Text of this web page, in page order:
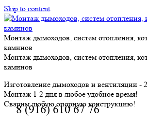
Skip to content
Монтаж дымоходов, систем отопления,
каминов
Монтаж дымоходов, систем отопления,
каминов
Изготовление дымоходов и вентиляции -
Монтаж 1-2 дня в любое удобное время!
Сварим любую опорную конструкцию!
8 (916) 610 67 76